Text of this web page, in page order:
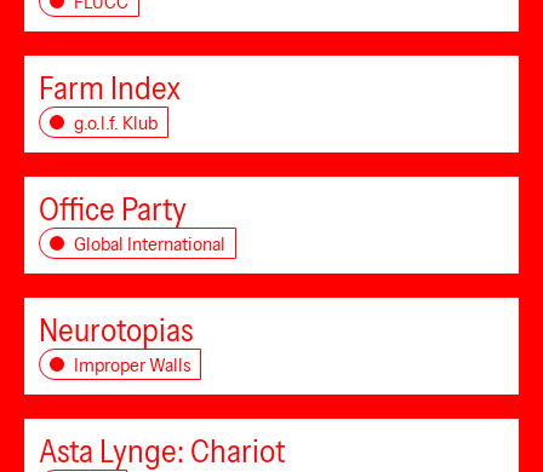
Farm Index
g.o.l.f. Klub
Office Party
Global International
Neurotopias
Improper Walls
Asta Lynge: Chariot